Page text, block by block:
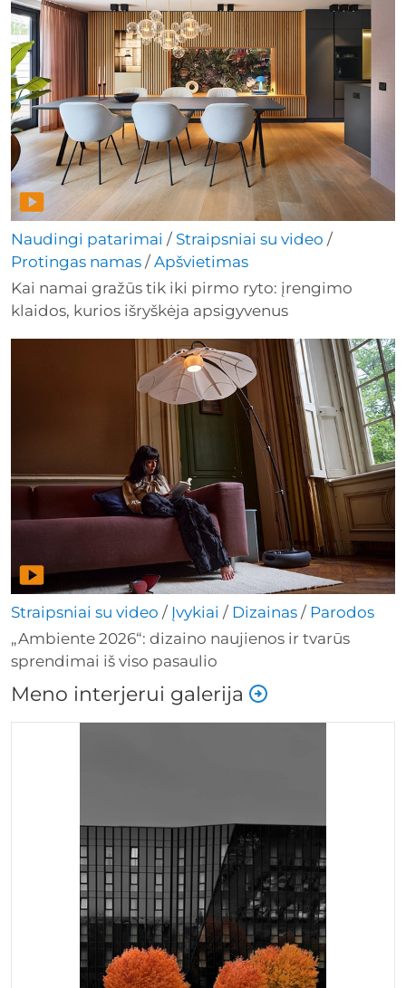
Naudingi patarimai / Straipsniai su video /
Protingas namas / Apšvietimas
Kai namai gražūs tik iki pirmo ryto: įrengimo
klaidos, kurios išryškėja apsigyvenus
Straipsniai su video / Įvykiai / Dizainas / Parodos
„Ambiente 2026“: dizaino naujienos ir tvarūs
sprendimai iš viso pasaulio
Meno interjerui galerija